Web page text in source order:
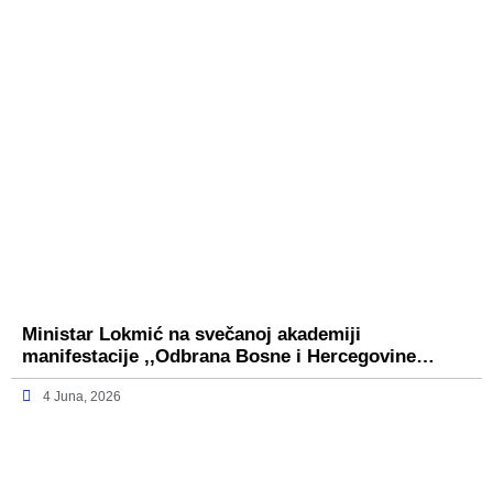
Ministar Lokmić na svečanoj akademiji
manifestacije ,,Odbrana Bosne i Hercegovine…
4 Juna, 2026